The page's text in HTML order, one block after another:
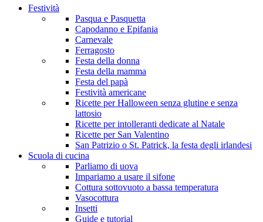
Festività
Pasqua e Pasquetta
Capodanno e Epifania
Carnevale
Ferragosto
Festa della donna
Festa della mamma
Festa del papà
Festività americane
Ricette per Halloween senza glutine e senza
lattosio
Ricette per intolleranti dedicate al Natale
Ricette per San Valentino
San Patrizio o St. Patrick, la festa degli irlandesi
Scuola di cucina
Parliamo di uova
Impariamo a usare il sifone
Cottura sottovuoto a bassa temperatura
Vasocottura
Insetti
Guide e tutorial